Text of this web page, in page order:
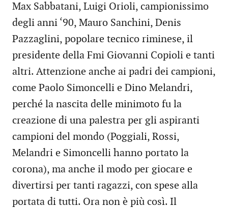
Max Sabbatani, Luigi Orioli, campionissimo
degli anni ‘90, Mauro Sanchini, Denis
Pazzaglini, popolare tecnico riminese, il
presidente della Fmi Giovanni Copioli e tanti
altri. Attenzione anche ai padri dei campioni,
come Paolo Simoncelli e Dino Melandri,
perché la nascita delle minimoto fu la
creazione di una palestra per gli aspiranti
campioni del mondo (Poggiali, Rossi,
Melandri e Simoncelli hanno portato la
corona), ma anche il modo per giocare e
divertirsi per tanti ragazzi, con spese alla
portata di tutti. Ora non è più così. Il